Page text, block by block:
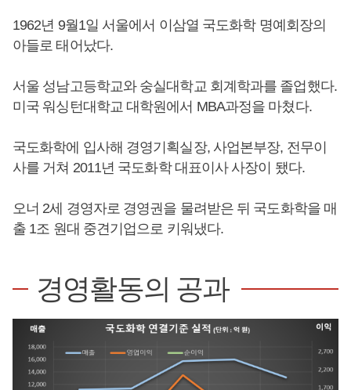
1962년 9월1일 서울에서 이삼열 국도화학 명예회장의
아들로 태어났다.
서울 성남고등학교와 숭실대학교 회계학과를 졸업했다.
미국 워싱턴대학교 대학원에서 MBA과정을 마쳤다.
국도화학에 입사해 경영기획실장, 사업본부장, 전무이
사를 거쳐 2011년 국도화학 대표이사 사장이 됐다.
오너 2세 경영자로 경영권을 물려받은 뒤 국도화학을 매
출 1조 원대 중견기업으로 키워냈다.
경영활동의 공과